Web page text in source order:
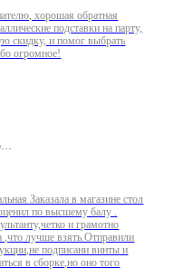
хорошая обратная
подставки на парту,
скидку, и помог выбрать
огромное!
Заказала в магазине стол
по высшему балу .
и грамотно
,что лучше взять.Отправили
подписани винты и
в сборке,но оно того